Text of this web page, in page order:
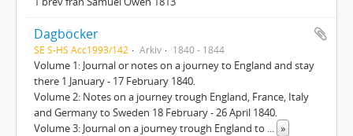
Dagböcker
SE S-HS Acc1993/142 Arkiv 1840 - 1844
Volume 1: Journal or notes on a journey to England and stay
there 1 January - 17 February 1840.
Volume 2: Notes on a journey trough England, France, Italy
and Germany to Sweden 18 February - 26 April 1840.
Volume 3: Journal on a journey trough England to
»